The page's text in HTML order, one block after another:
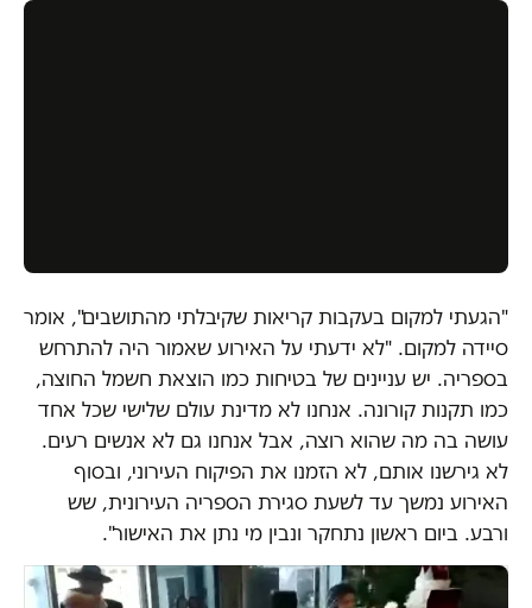
"הגעתי למקום בעקבות קריאות שקיבלתי מהתושבים", אומר
סיידה למקום. "לא ידעתי על האירוע שאמור היה להתרחש
בספריה. יש עניינים של בטיחות כמו הוצאת חשמל החוצה,
כמו תקנות קורונה. אנחנו לא מדינת עולם שלישי שכל אחד
עושה בה מה שהוא רוצה, אבל אנחנו גם לא אנשים רעים.
לא גירשנו אותם, לא הזמנו את הפיקוח העירוני, ובסוף
האירוע נמשך עד לשעת סגירת הספריה העירונית, שש
ורבע. ביום ראשון נתחקר ונבין מי נתן את האישור".